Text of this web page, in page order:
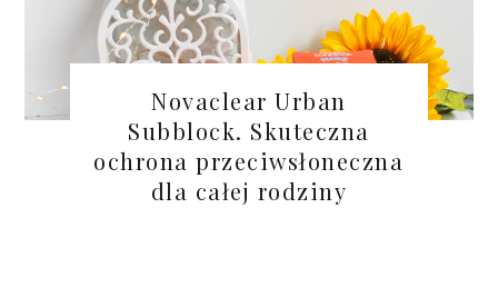
Novaclear Urban
Subblock. Skuteczna
ochrona przeciwsłoneczna
dla całej rodziny